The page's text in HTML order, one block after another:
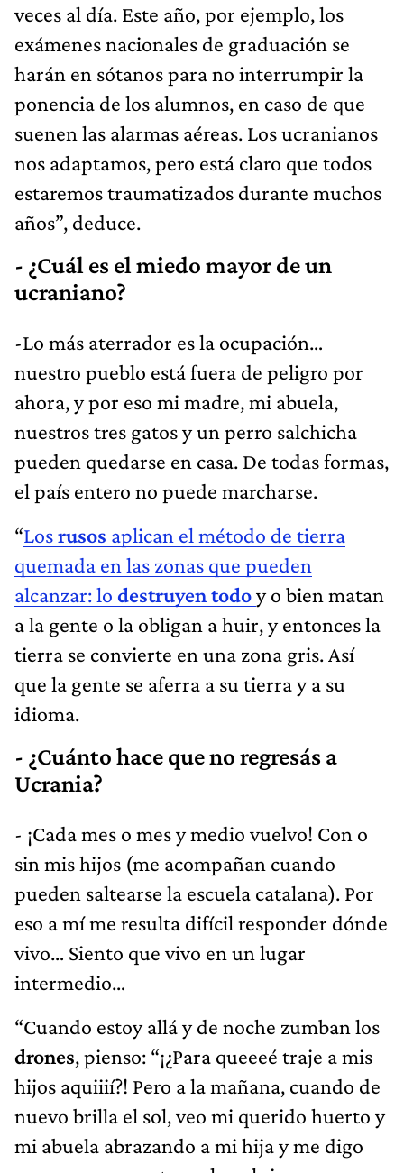
veces al día. Este año, por ejemplo, los
exámenes nacionales de graduación se
harán en sótanos para no interrumpir la
ponencia de los alumnos, en caso de que
suenen las alarmas aéreas. Los ucranianos
nos adaptamos, pero está claro que todos
estaremos traumatizados durante muchos
años”, deduce.
- ¿Cuál es el miedo mayor de un
ucraniano?
-Lo más aterrador es la ocupación…
nuestro pueblo está fuera de peligro por
ahora, y por eso mi madre, mi abuela,
nuestros tres gatos y un perro salchicha
pueden quedarse en casa. De todas formas,
el país entero no puede marcharse.
“Losrusos aplican el método de tierra
quemada en las zonas que pueden
alcanzar: lo destruyen todoy o bien matan
a la gente o la obligan a huir, y entonces la
tierra se convierte en una zona gris. Así
que la gente se aferra a su tierra y a su
idioma.
- ¿Cuánto hace que no regresás a
Ucrania?
- ¡Cada mes o mes y medio vuelvo! Con o
sin mis hijos (me acompañan cuando
pueden saltearse la escuela catalana). Por
eso a mí me resulta difícil responder dónde
vivo… Siento que vivo en un lugar
intermedio…
“Cuando estoy allá y de noche zumban los
drones, pienso: “¡¿Para queeeé traje a mis
hijos aquiiií?! Pero a la mañana, cuando de
nuevo brilla el sol, veo mi querido huerto y
mi abuela abrazando a mi hija y me digo